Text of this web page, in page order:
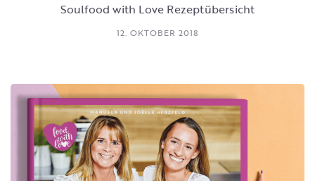
Soulfood with Love Rezeptübersicht
12. OKTOBER 2018